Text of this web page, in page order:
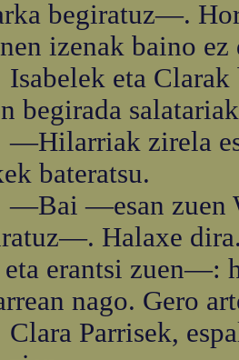
begiratuz—.
izenak baino ez
eta Clarak
begirada
zirela
bateratsu.
—esan zuen
Halaxe
eta erantsi zuen—:
nago. Gero
Parrisek,